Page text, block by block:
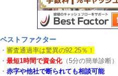
ベストファクター
・ 審査通過率は驚異の92.25％！
・ 最短1時間で資金化（5分の簡単診断）
・ 赤字や他社で断られても相談可能